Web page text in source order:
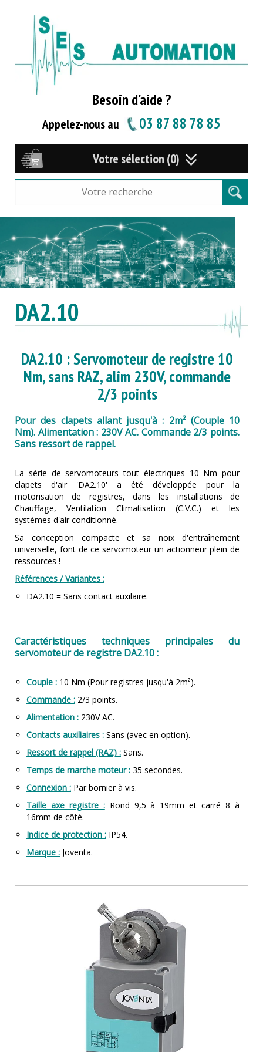
Besoin d'aide ?
Appelez-nous au 03 87 88 78 85
Votre sélection (0)
DA2.10
DA2.10 : Servomoteur de registre 10
Nm, sans RAZ, alim 230V, commande
2/3 points
Pour des clapets allant jusqu'à : 2m² (Couple 10
Nm). Alimentation : 230V AC. Commande 2/3 points.
Sans ressort de rappel.
La série de servomoteurs tout électriques 10 Nm pour
clapets d'air 'DA2.10' a été développée pour la
motorisation de registres, dans les installations de
Chauffage, Ventilation Climatisation (C.V.C.) et les
systèmes d'air conditionné.
Sa conception compacte et sa noix d'entraînement
universelle, font de ce servomoteur un actionneur plein de
ressources !
Références / Variantes :
DA2.10 = Sans contact auxilaire.
Caractéristiques techniques principales du
servomoteur de registre DA2.10 :
Couple : 10 Nm (Pour registres jusqu'à 2m²).
Commande : 2/3 points.
Alimentation : 230V AC.
Contacts auxiliaires : Sans (avec en option).
Ressort de rappel (RAZ) : Sans.
Temps de marche moteur : 35 secondes.
Connexion : Par bornier à vis.
Taille axe registre :Rond 9,5 à 19mm et carré 8 à
16mm de côté.
Indice de protection : IP54.
Marque : Joventa.